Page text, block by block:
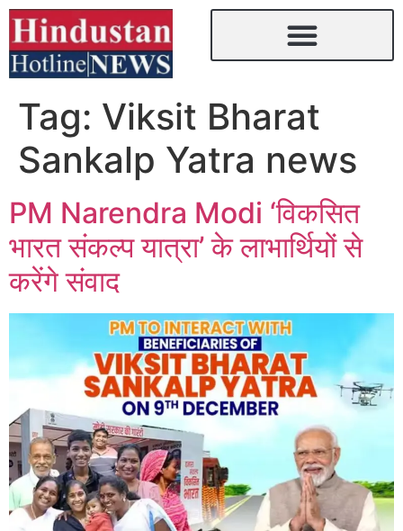
Tag: Viksit Bharat
Sankalp Yatra news
PM Narendra Modi ‘विकसित
भारत संकल्प यात्रा’ के लाभार्थियों से
करेंगे संवाद